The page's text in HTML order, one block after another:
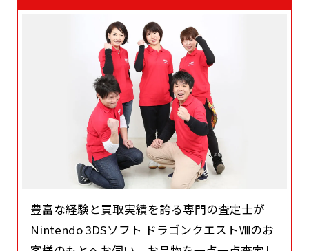
豊富な経験と買取実績を誇る専門の査定士が
Nintendo 3DSソフト ドラゴンクエストⅧのお